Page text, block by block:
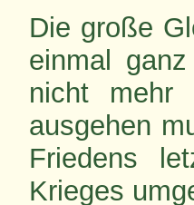
Die große
einmal
nicht mehr
ausgehen
Friedens
Krieges